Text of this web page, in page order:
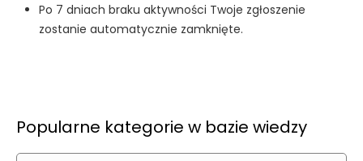
Po 7 dniach braku aktywności Twoje zgłoszenie
zostanie automatycznie zamknięte.
Popularne kategorie w bazie wiedzy